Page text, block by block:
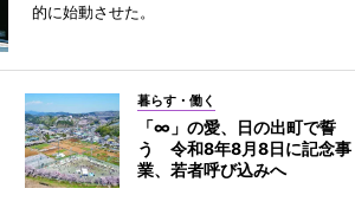
的に始動させた。
暮らす・働く
「∞」の愛、日の出町で誓
う 令和8年8月8日に記念事
業、若者呼び込みへ